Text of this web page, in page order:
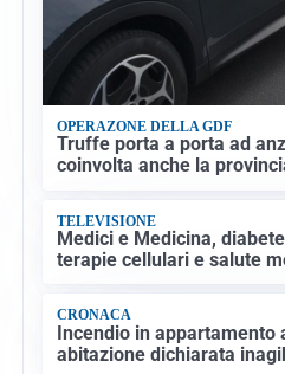
OPERAZONE DELLA GDF
Truffe porta a porta ad
coinvolta anche la
TELEVISIONE
Medici e Medicina,
terapie cellulari e salute
CRONACA
Incendio in appartamento
abitazione dichiarata